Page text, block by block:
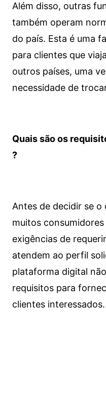
Além disso, outras
também operam
do país. Esta é uma
para clientes que
outros países, uma
necessidade de
Quais são os
?
Antes de decidir se
muitos
exigências de
atendem ao perfil
plataforma digital
requisitos para
clientes interessados.